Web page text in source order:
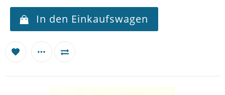
In den Einkaufswagen